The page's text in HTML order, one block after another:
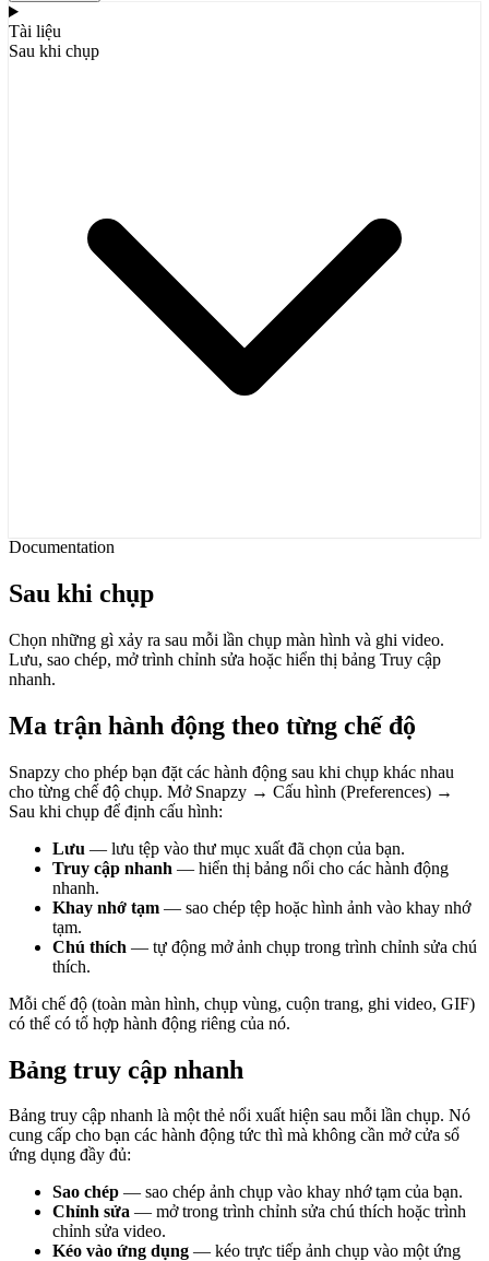
Tài liệu
Sau khi chụp
Documentation
Sau khi chụp
Chọn những gì xảy ra sau mỗi lần chụp màn hình và ghi video.
Lưu, sao chép, mở trình chỉnh sửa hoặc hiển thị bảng Truy cập
nhanh.
Ma trận hành động theo từng chế độ
Snapzy cho phép bạn đặt các hành động sau khi chụp khác nhau
cho từng chế độ chụp. Mở Snapzy → Cấu hình (Preferences) →
Sau khi chụp để định cấu hình:
Lưu — lưu tệp vào thư mục xuất đã chọn của bạn.
Truy cập nhanh — hiển thị bảng nổi cho các hành động
nhanh.
Khay nhớ tạm — sao chép tệp hoặc hình ảnh vào khay nhớ
tạm.
Chú thích — tự động mở ảnh chụp trong trình chỉnh sửa chú
thích.
Mỗi chế độ (toàn màn hình, chụp vùng, cuộn trang, ghi video, GIF)
có thể có tổ hợp hành động riêng của nó.
Bảng truy cập nhanh
Bảng truy cập nhanh là một thẻ nổi xuất hiện sau mỗi lần chụp. Nó
cung cấp cho bạn các hành động tức thì mà không cần mở cửa sổ
ứng dụng đầy đủ:
Sao chép — sao chép ảnh chụp vào khay nhớ tạm của bạn.
Chỉnh sửa — mở trong trình chỉnh sửa chú thích hoặc trình
chỉnh sửa video.
Kéo vào ứng dụng — kéo trực tiếp ảnh chụp vào một ứng